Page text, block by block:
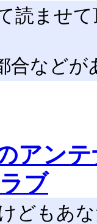
読ませ
などが
アンテ
ブ
どもあ